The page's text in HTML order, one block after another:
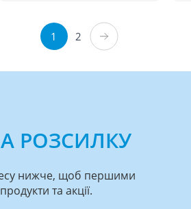
1 2
РОЗСИЛКУ
нижче, щоб першими
та акції.